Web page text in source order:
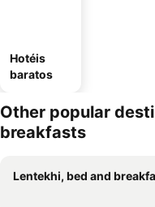
Hotéis
baratos
Other popular
breakfasts
Lentekhi, bed and